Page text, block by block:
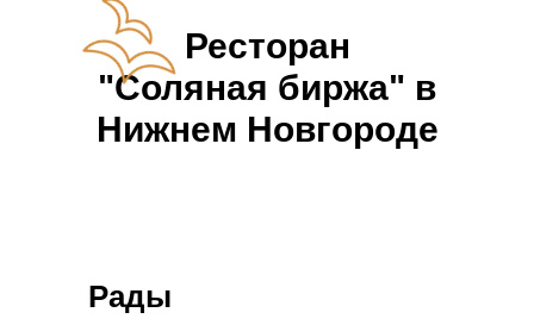
Ресторан
"Соляная биржа" в
Нижнем Новгороде
Рады